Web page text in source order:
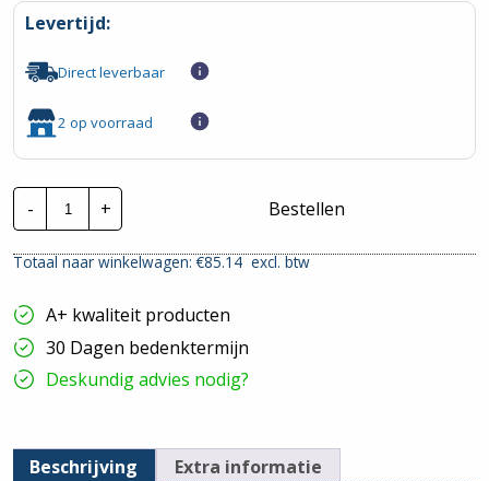
Levertijd:
Direct leverbaar
2 op voorraad
-
Pipelife
Polfix
Klemblok
25mm
Creme
|
75
Stuks
hoeveelheid
+ Bestellen
Totaal naar winkelwagen: €85.14excl. btw
A+ kwaliteit producten
30 Dagen bedenktermijn
Deskundig advies nodig?
Beschrijving Extra informatie